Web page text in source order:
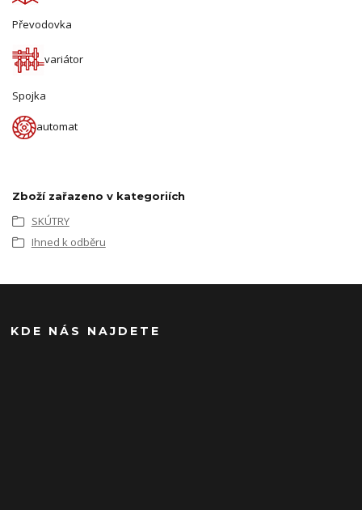
Převodovka
variátor
Spojka
automat
Zboží zařazeno v kategoriích
SKÚTRY
Ihned k odběru
KDE NÁS NAJDETE